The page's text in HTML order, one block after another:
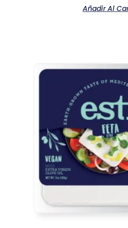
Añadir Al